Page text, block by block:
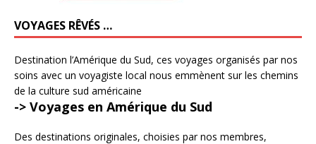
VOYAGES RÊVÉS …
Destination l’Amérique du Sud, ces voyages organisés par nos
soins avec un voyagiste local nous emmènent sur les chemins
de la culture sud américaine
-> Voyages en Amérique du Sud
Des destinations originales, choisies par nos membres,